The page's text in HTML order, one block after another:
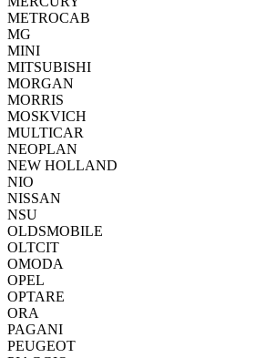
METROCAB
MG
MINI
MITSUBISHI
MORGAN
MORRIS
MOSKVICH
MULTICAR
NEOPLAN
NEW HOLLAND
NIO
NISSAN
NSU
OLDSMOBILE
OLTCIT
OMODA
OPEL
OPTARE
ORA
PAGANI
PEUGEOT